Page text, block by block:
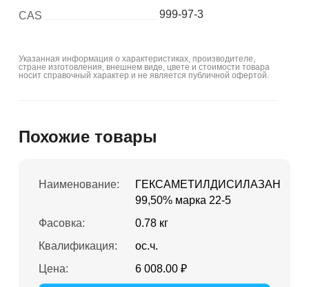
CAS
999-97-3
Указанная информация о характеристиках, производителе,
стране изготовления, внешнем виде, цвете и стоимости товара
носит справочный характер и не является публичной офертой.
Похожие товары
Наименование:
ГЕКСАМЕТИЛДИСИЛАЗАН
99,50% марка 22-5
Фасовка:
0.78 кг
Квалификация:
ос.ч.
Цена:
6 008.00 ₽